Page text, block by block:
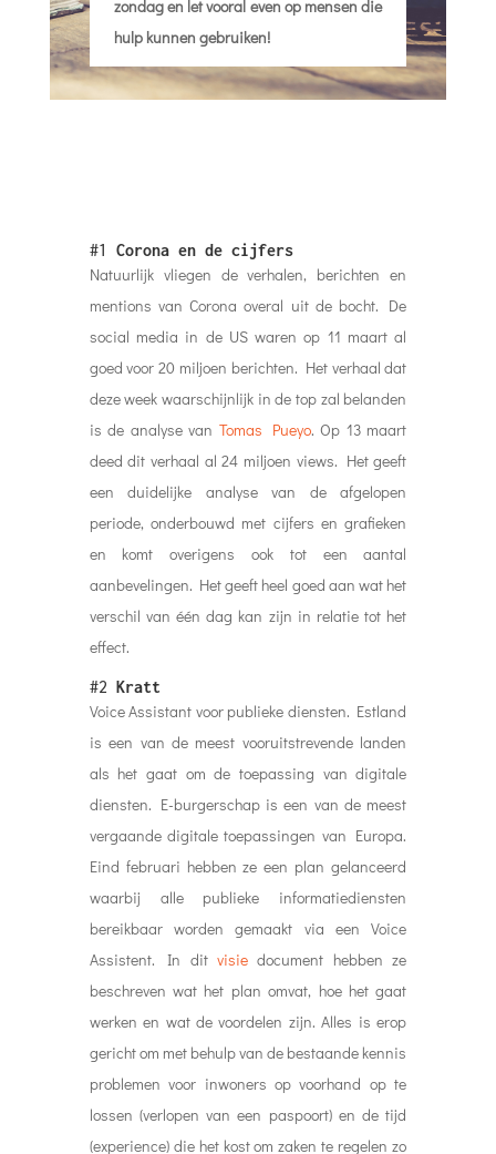
zondag en let vooral even op mensen die
hulp kunnen gebruiken!
#1 Corona en de cijfers
Natuurlijk vliegen de verhalen, berichten en
mentions van Corona overal uit de bocht. De
social media in de US waren op 11 maart al
goed voor 20 miljoen berichten. Het verhaal dat
deze week waarschijnlijk in de top zal belanden
is de analyse van Tomas Pueyo. Op 13 maart
deed dit verhaal al 24 miljoen views. Het geeft
een duidelijke analyse van de afgelopen
periode, onderbouwd met cijfers en grafieken
en komt overigens ook tot een aantal
aanbevelingen. Het geeft heel goed aan wat het
verschil van één dag kan zijn in relatie tot het
effect.
#2 Kratt
Voice Assistant voor publieke diensten. Estland
is een van de meest vooruitstrevende landen
als het gaat om de toepassing van digitale
diensten. E-burgerschap is een van de meest
vergaande digitale toepassingen van Europa.
Eind februari hebben ze een plan gelanceerd
waarbij alle publieke informatiediensten
bereikbaar worden gemaakt via een Voice
Assistent. In dit visie document hebben ze
beschreven wat het plan omvat, hoe het gaat
werken en wat de voordelen zijn. Alles is erop
gericht om met behulp van de bestaande kennis
problemen voor inwoners op voorhand op te
lossen (verlopen van een paspoort) en de tijd
(experience) die het kost om zaken te regelen zo